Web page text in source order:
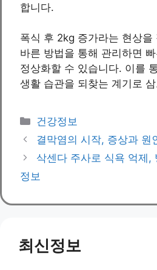
합니다.
폭식 후 2kg 증가라는 현상을
바른 방법을 통해 관리하면
정상화할 수 있습니다. 이를
생활 습관을 되찾는 계기로
Categories
건강정보
결막염의 시작, 증상과 원
삭센다 주사로 식욕 억제,
정보
최신정보